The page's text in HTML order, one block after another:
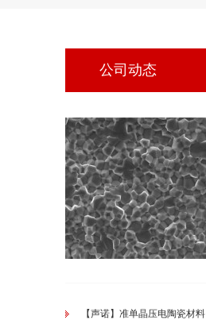
公司动态
【声诺】准单晶压电陶瓷材料